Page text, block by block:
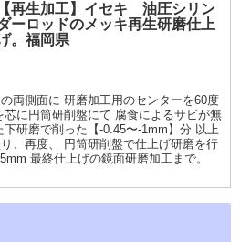
【再生加工】イセキ 油圧シリン
ーロッドのメッキ再生研磨仕上
。福岡県
両側面に 研磨加工用のセンターを60度
に円筒研削盤にて 腐食によるサビが無
研磨で削った【-0.45〜-1mm】分 以上
、再度、 円筒研削盤で仕上げ研磨を行
最終仕上げの鏡面研磨加工まで。